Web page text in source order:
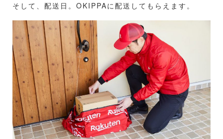
そして、配送日。OKIPPAに配送してもらえます。